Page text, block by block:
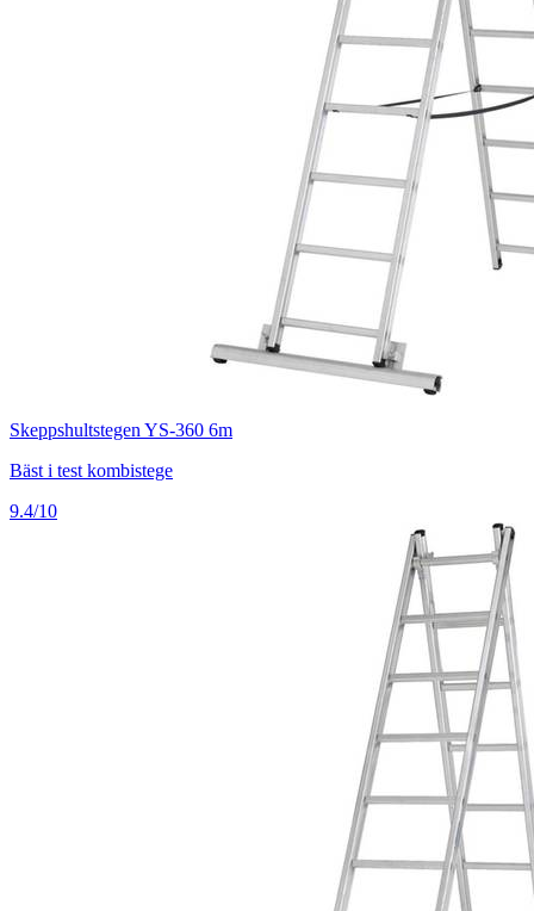
Skeppshultstegen YS-360 6m
Bäst i test kombistege
9.4/10